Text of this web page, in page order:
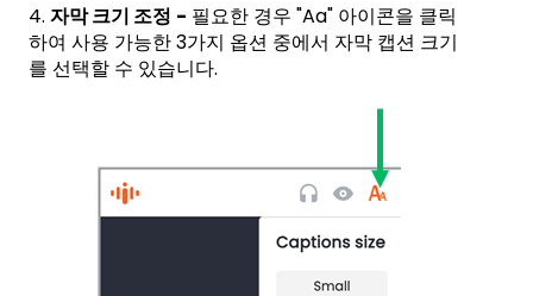
4. 자막 크기 조정 - 필요한 경우 "Aa" 아이콘을 클릭
하여 사용 가능한 3가지 옵션 중에서 자막 캡션 크기
를 선택할 수 있습니다.